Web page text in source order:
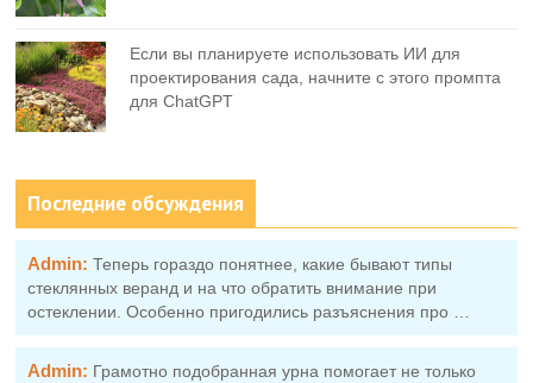
Если вы планируете использовать ИИ для
проектирования сада, начните с этого промпта
для ChatGPT
Последние обсуждения
Admin: Теперь гораздо понятнее, какие бывают типы
стеклянных веранд и на что обратить внимание при
остеклении. Особенно пригодились разъяснения про …
Admin: Грамотно подобранная урна помогает не только